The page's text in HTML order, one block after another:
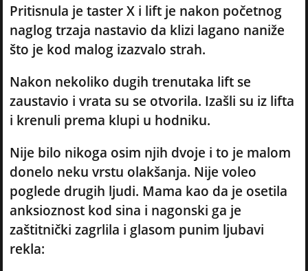
Pritisnula je taster X i lift je nakon početnog
naglog trzaja nastavio da klizi lagano naniže
što je kod malog izazvalo strah.
Nakon nekoliko dugih trenutaka lift se
zaustavio i vrata su se otvorila. Izašli su iz lifta
i krenuli prema klupi u hodniku.
Nije bilo nikoga osim njih dvoje i to je malom
donelo neku vrstu olakšanja. Nije voleo
poglede drugih ljudi. Mama kao da je osetila
anksioznost kod sina i nagonski ga je
zaštitnički zagrlila i glasom punim ljubavi
rekla: